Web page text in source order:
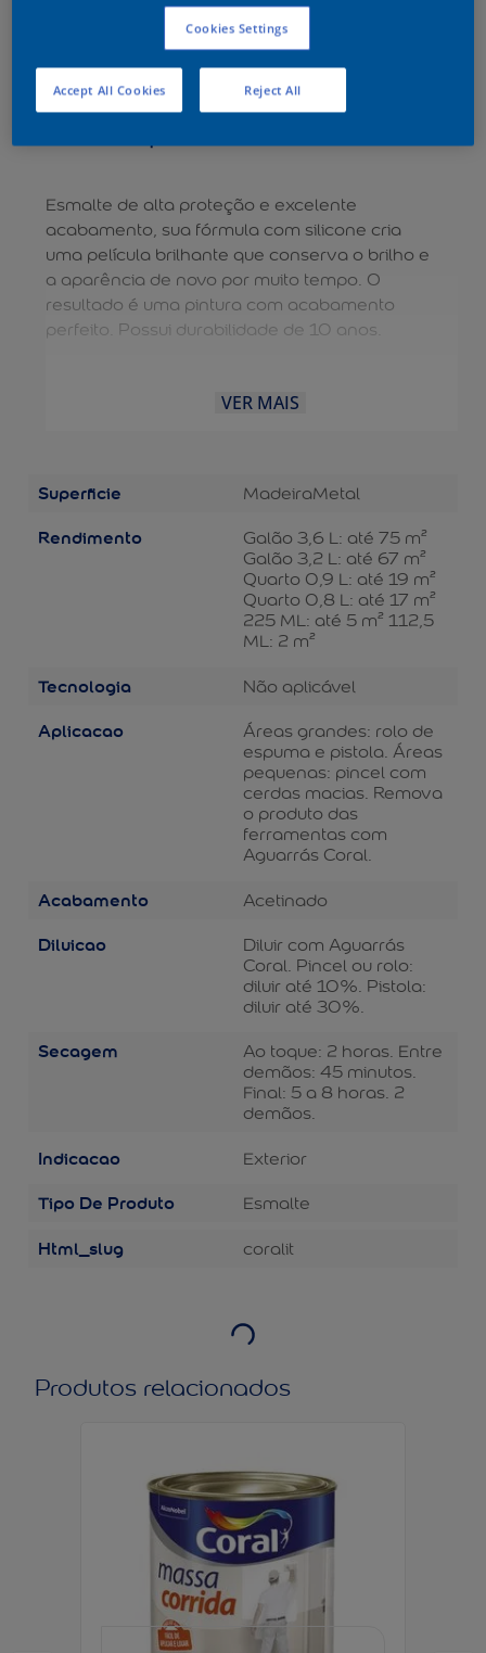
Esmalte de alta proteção e excelente
acabamento, sua fórmula com silicone cria
uma película brilhante que conserva o brilho e
a aparência de novo por muito tempo. O
resultado é uma pintura com acabamento
perfeito. Possui durabilidade de 10 anos.
VER MAIS
Superficie MadeiraMetal
Rendimento
Galão 3,6 L: até 75 m²
Galão 3,2 L: até 67 m²
Quarto 0,9 L: até 19 m²
Quarto 0,8 L: até 17 m²
225 ML: até 5 m² 112,5
ML: 2 m²
Tecnologia Não aplicável
Aplicacao
Áreas grandes: rolo de
espuma e pistola. Áreas
pequenas: pincel com
cerdas macias. Remova
o produto das
ferramentas com
Aguarrás Coral.
Acabamento Acetinado
Diluicao
Diluir com Aguarrás
Coral. Pincel ou rolo:
diluir até 10%. Pistola:
diluir até 30%.
Secagem
Ao toque: 2 horas. Entre
demãos: 45 minutos.
Final: 5 a 8 horas. 2
demãos.
Indicacao Exterior
Tipo De Produto Esmalte
Html_slug coralit
Produtos relacionados
Cookies Settings
Reject All
Accept All Cookies